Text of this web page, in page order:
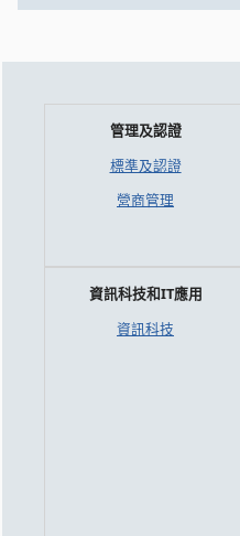
管理及認證
標準及認證
營商管理
資訊科技和IT應用
資訊科技